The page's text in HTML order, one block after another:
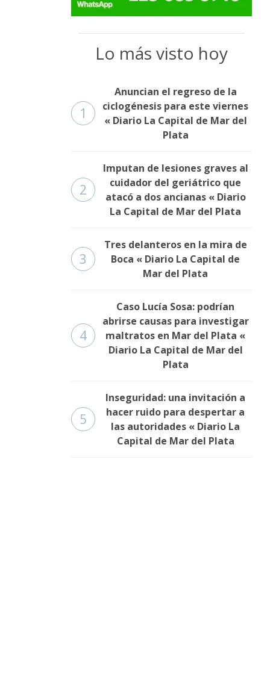
Lo más visto hoy
1
Anuncian el regreso de la
ciclogénesis para este viernes
« Diario La Capital de Mar del
Plata
2
Imputan de lesiones graves al
cuidador del geriátrico que
atacó a dos ancianas « Diario
La Capital de Mar del Plata
3
Tres delanteros en la mira de
Boca « Diario La Capital de
Mar del Plata
4
Caso Lucía Sosa: podrían
abrirse causas para investigar
maltratos en Mar del Plata «
Diario La Capital de Mar del
Plata
5
Inseguridad: una invitación a
hacer ruido para despertar a
las autoridades « Diario La
Capital de Mar del Plata